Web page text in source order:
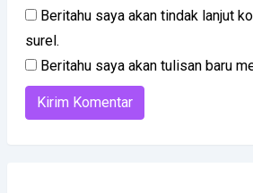
Beritahu saya akan tindak lanjut
surel.
Beritahu saya akan tulisan baru